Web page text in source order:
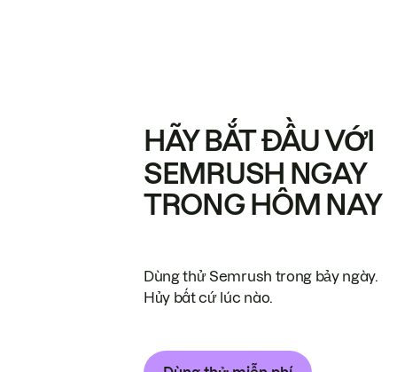
HÃY BẮT ĐẦU VỚI
SEMRUSH NGAY
TRONG HÔM NAY
Dùng thử Semrush trong bảy ngày.
Hủy bất cứ lúc nào.